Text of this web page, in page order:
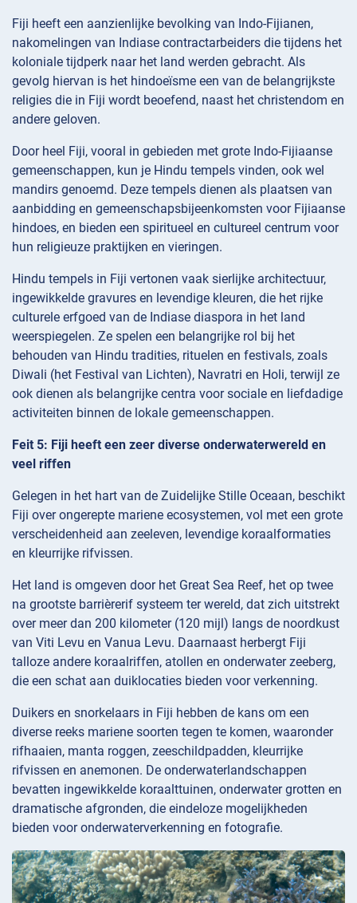
Fiji heeft een aanzienlijke bevolking van Indo-Fijianen,
nakomelingen van Indiase contractarbeiders die tijdens het
koloniale tijdperk naar het land werden gebracht. Als
gevolg hiervan is het hindoeïsme een van de belangrijkste
religies die in Fiji wordt beoefend, naast het christendom en
andere geloven.
Door heel Fiji, vooral in gebieden met grote Indo-Fijiaanse
gemeenschappen, kun je Hindu tempels vinden, ook wel
mandirs genoemd. Deze tempels dienen als plaatsen van
aanbidding en gemeenschapsbijeenkomsten voor Fijiaanse
hindoes, en bieden een spiritueel en cultureel centrum voor
hun religieuze praktijken en vieringen.
Hindu tempels in Fiji vertonen vaak sierlijke architectuur,
ingewikkelde gravures en levendige kleuren, die het rijke
culturele erfgoed van de Indiase diaspora in het land
weerspiegelen. Ze spelen een belangrijke rol bij het
behouden van Hindu tradities, rituelen en festivals, zoals
Diwali (het Festival van Lichten), Navratri en Holi, terwijl ze
ook dienen als belangrijke centra voor sociale en liefdadige
activiteiten binnen de lokale gemeenschappen.
Feit 5: Fiji heeft een zeer diverse onderwaterwereld en
veel riffen
Gelegen in het hart van de Zuidelijke Stille Oceaan, beschikt
Fiji over ongerepte mariene ecosystemen, vol met een grote
verscheidenheid aan zeeleven, levendige koraalformaties
en kleurrijke rifvissen.
Het land is omgeven door het Great Sea Reef, het op twee
na grootste barrièrerif systeem ter wereld, dat zich uitstrekt
over meer dan 200 kilometer (120 mijl) langs de noordkust
van Viti Levu en Vanua Levu. Daarnaast herbergt Fiji
talloze andere koraalriffen, atollen en onderwater zeeberg,
die een schat aan duiklocaties bieden voor verkenning.
Duikers en snorkelaars in Fiji hebben de kans om een
diverse reeks mariene soorten tegen te komen, waaronder
rifhaaien, manta roggen, zeeschildpadden, kleurrijke
rifvissen en anemonen. De onderwaterlandschappen
bevatten ingewikkelde koraalttuinen, onderwater grotten en
dramatische afgronden, die eindeloze mogelijkheden
bieden voor onderwaterverkenning en fotografie.